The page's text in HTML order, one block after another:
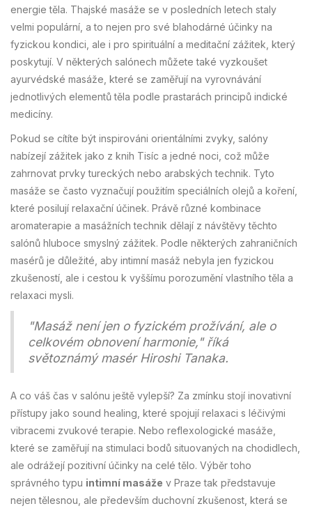
energie těla. Thajské masáže se v posledních letech staly
velmi populární, a to nejen pro své blahodárné účinky na
fyzickou kondici, ale i pro spirituální a meditační zážitek, který
poskytují. V některých salónech můžete také vyzkoušet
ayurvédské masáže, které se zaměřují na vyrovnávání
jednotlivých elementů těla podle prastarách principů indické
medicíny.
Pokud se cítíte být inspirováni orientálními zvyky, salóny
nabízejí zážitek jako z knih Tisíc a jedné noci, což může
zahrnovat prvky tureckých nebo arabských technik. Tyto
masáže se často vyznačují použitím speciálních olejů a koření,
které posilují relaxační účinek. Právě různé kombinace
aromaterapie a masážních technik dělají z návštěvy těchto
salónů hluboce smyslný zážitek. Podle některých zahraničních
masérů je důležité, aby intimní masáž nebyla jen fyzickou
zkušeností, ale i cestou k vyššímu porozumění vlastního těla a
relaxaci mysli.
"Masáž není jen o fyzickém prožívání, ale o
celkovém obnovení harmonie," říká
světoznámý masér Hiroshi Tanaka.
A co váš čas v salónu ještě vylepší? Za zmínku stojí inovativní
přístupy jako sound healing, které spojují relaxaci s léčivými
vibracemi zvukové terapie. Nebo reflexologické masáže,
které se zaměřují na stimulaci bodů situovaných na chodidlech,
ale odrážejí pozitivní účinky na celé tělo. Výběr toho
správného typu intimní masáže v Praze tak představuje
nejen tělesnou, ale především duchovní zkušenost, která se